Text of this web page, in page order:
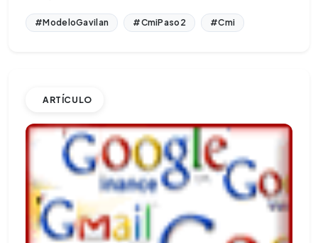
#ModeloGavilan #CmiPaso2 #Cmi
ARTÍCULO